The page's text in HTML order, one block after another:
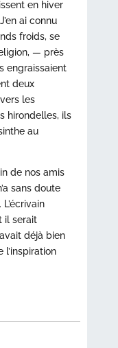
en hiver
ai connu
froids, se
— près
engraissaient
deux
les
hirondelles, ils
au
de nos amis
sans doute
il serait
déjà bien
l’inspiration